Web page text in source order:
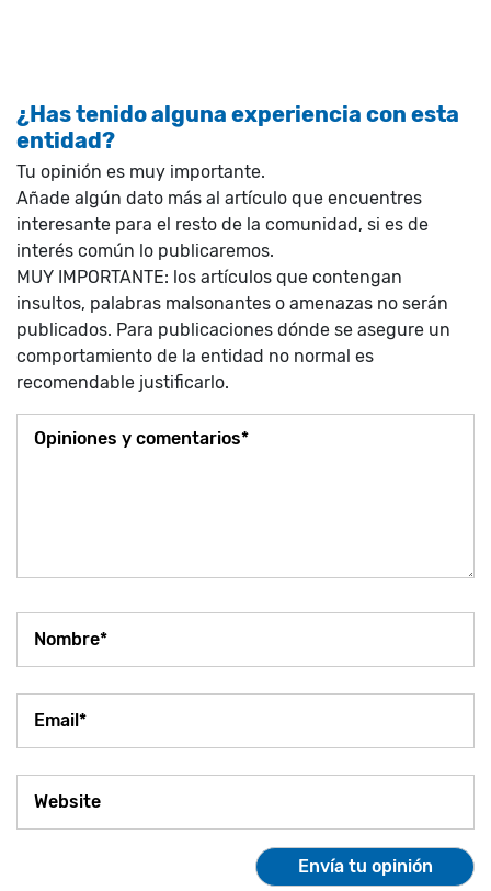
¿Has tenido alguna experiencia con esta
entidad?
Tu opinión es muy importante.
Añade algún dato más al artículo que encuentres
interesante para el resto de la comunidad, si es de
interés común lo publicaremos.
MUY IMPORTANTE: los artículos que contengan
insultos, palabras malsonantes o amenazas no serán
publicados. Para publicaciones dónde se asegure un
comportamiento de la entidad no normal es
recomendable justificarlo.